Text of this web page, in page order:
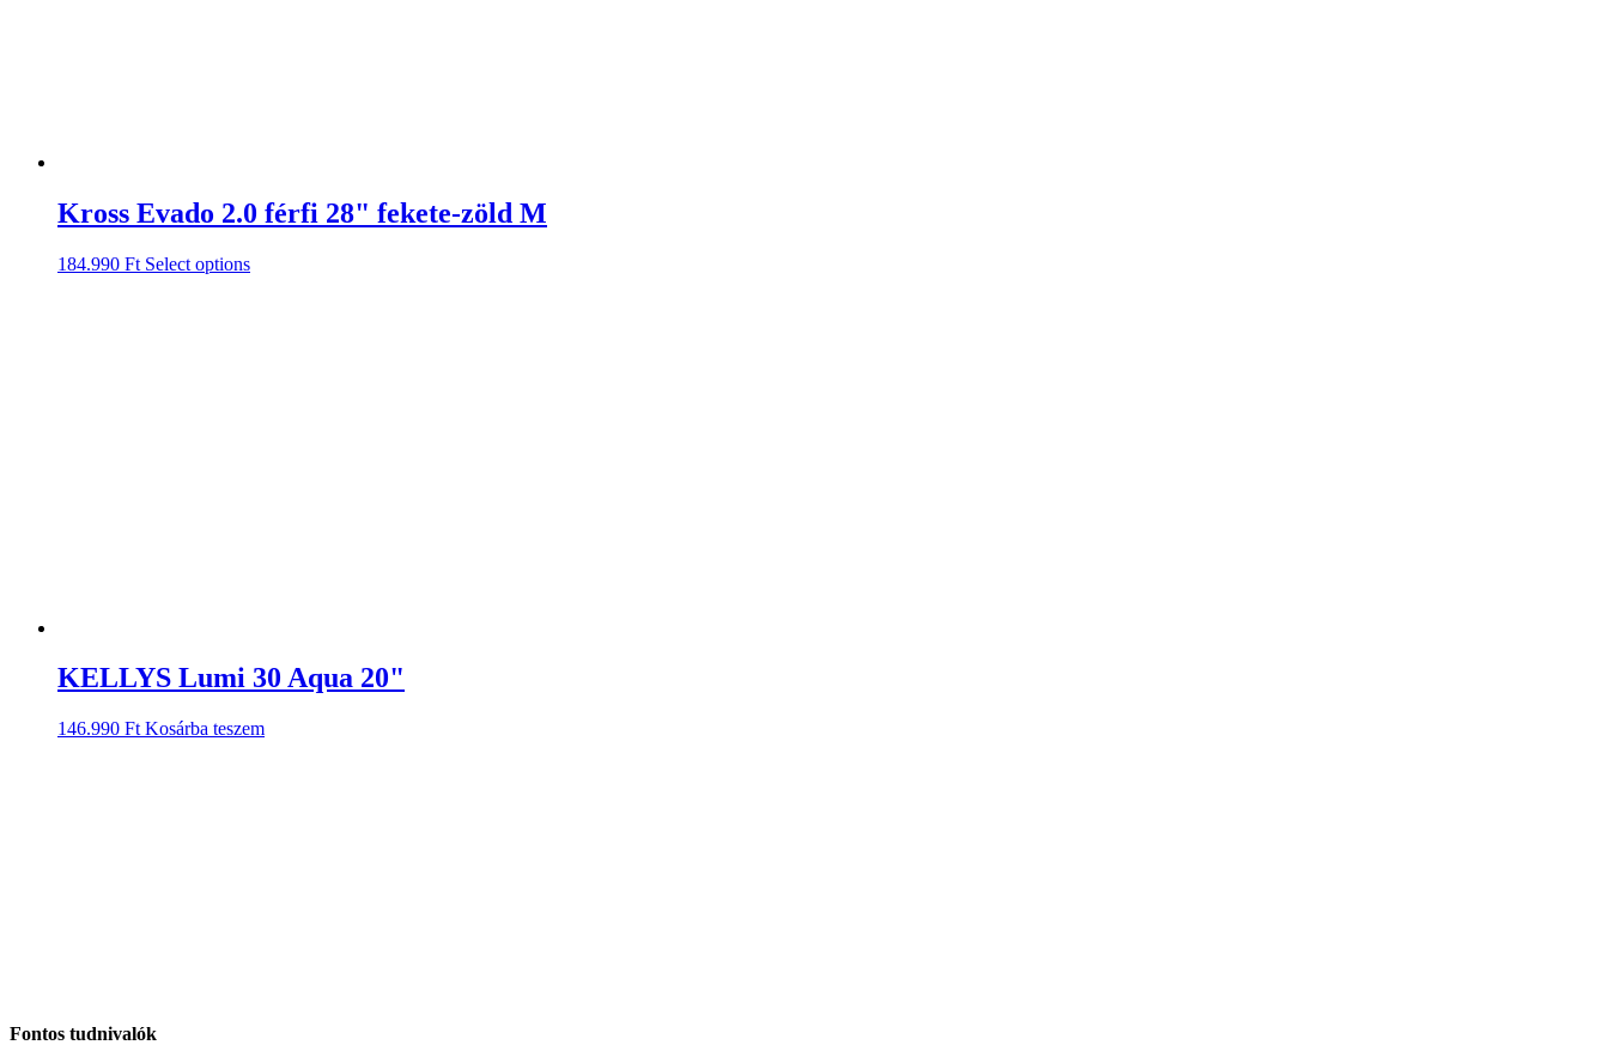
Kross Evado 2.0 férfi 28" fekete-zöld M
184.990 Ft Select options
KELLYS Lumi 30 Aqua 20"
146.990 Ft Kosárba teszem
Fontos tudnivalók